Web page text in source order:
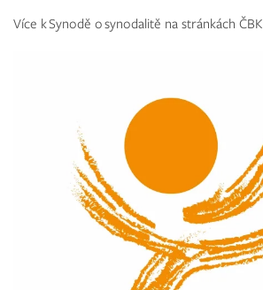
Více k Synodě o synodalitě na stránkách ČBK